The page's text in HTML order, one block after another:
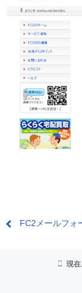
FC2メールフォ
現